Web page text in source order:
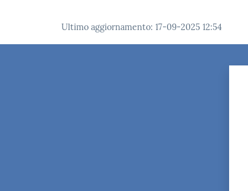
Ultimo aggiornamento: 17-09-2025 12:54